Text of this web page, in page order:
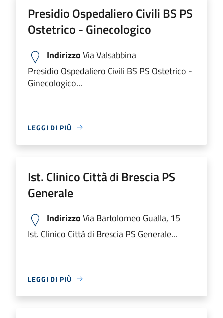
Presidio Ospedaliero Civili BS PS
Ostetrico - Ginecologico
IndirizzoVia Valsabbina
Presidio Ospedaliero Civili BS PS Ostetrico -
Ginecologico...
LEGGI DI PIÙ
Ist. Clinico Città di Brescia PS
Generale
IndirizzoVia Bartolomeo Gualla, 15
Ist. Clinico Città di Brescia PS Generale...
LEGGI DI PIÙ